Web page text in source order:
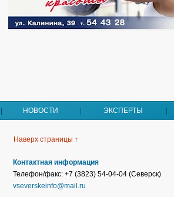
НОВОСТИ ЭКСПЕРТЫ
Наверх страницы ↑
Контактная информация
Телефон/факс: +7 (3823) 54-04-04 (Северск)
vseverskeinfo@mail.ru